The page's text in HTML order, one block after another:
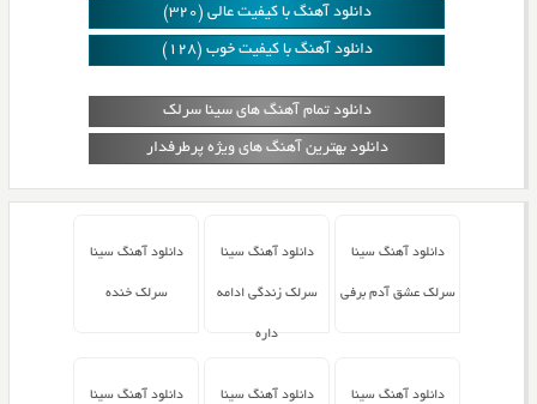
دانلود آهنگ با کیفیت عالی (320)
دانلود آهنگ با کیفیت خوب (128)
دانلود تمام آهنگ های سینا سرلک
دانلود بهترین آهنگ های ویژه پرطرفدار
دانلود آهنگ سینا
سرلک عشق آدم برفی
دانلود آهنگ سینا
سرلک زندگی ادامه
داره
دانلود آهنگ سینا
سرلک خنده
دانلود آهنگ سینا دانلود آهنگ سینا دانلود آهنگ سینا